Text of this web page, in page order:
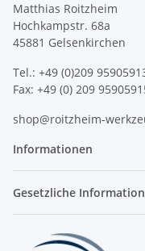
Matthias Roitzheim
Hochkampstr. 68a
45881 Gelsenkirchen
Tel.: +49 (0)209
Fax: +49 (0) 209
shop@roitzheim-
Informationen
Gesetzliche